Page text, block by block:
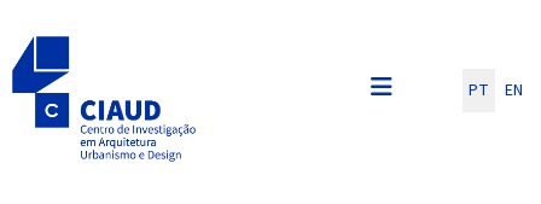
Escolha o seu
PT EN